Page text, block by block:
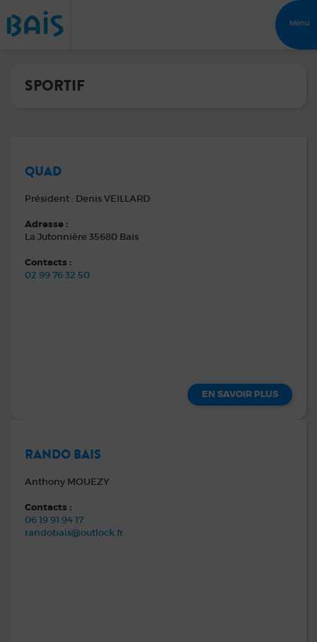
Menu
SPORTIF
QUAD
Président : Denis VEILLARD
Adresse :
La Jutonnière 35680 Bais
Contacts :
02 99 76 32 50
EN SAVOIR PLUS
RANDO BAIS
Anthony MOUEZY
Contacts :
06 19 91 94 17
randobais@outlock.fr